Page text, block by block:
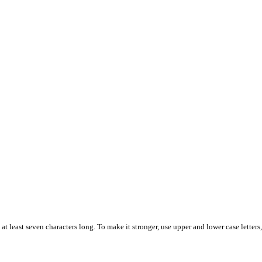
least seven characters long. To make it stronger, use upper and lower case